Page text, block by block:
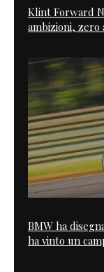
Klint Forward
ambizioni, zero
BMW ha
ha vinto un